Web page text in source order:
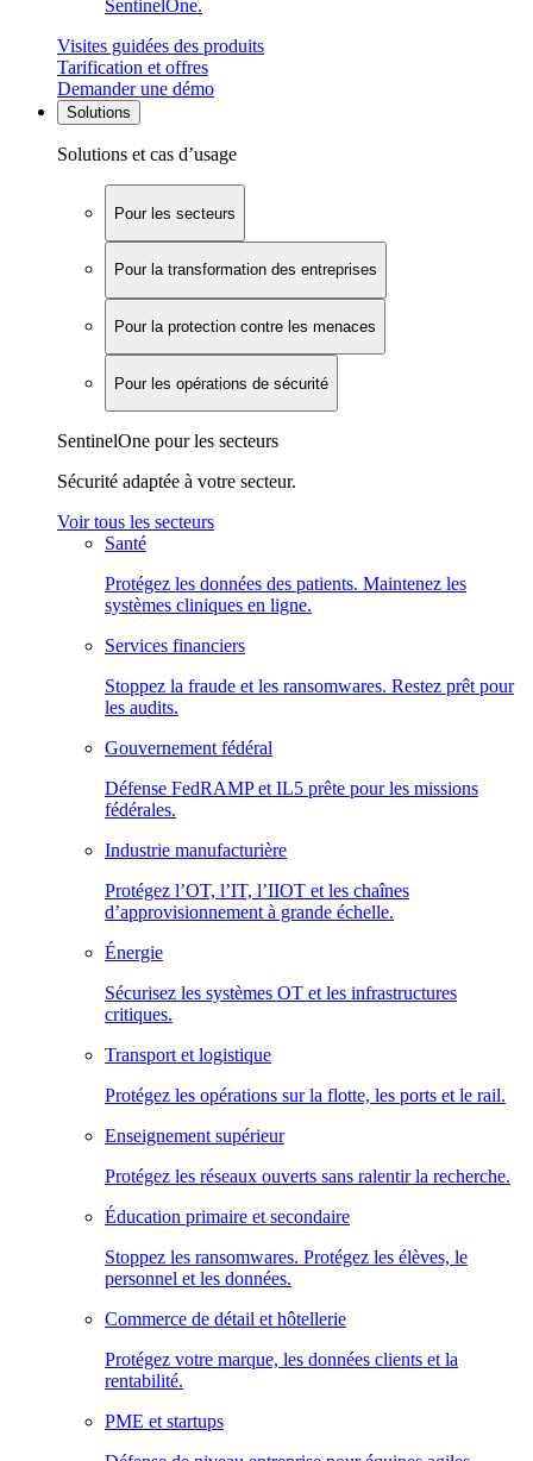
SentinelOne.
Visites guidées des produits
Tarification et offres
Demander une démo
Solutions
Solutions et cas d’usage
Pour les secteurs
Pour la transformation des entreprises
Pour la protection contre les menaces
Pour les opérations de sécurité
SentinelOne pour les secteurs
Sécurité adaptée à votre secteur.
Voir tous les secteurs
Santé
Protégez les données des patients. Maintenez les
systèmes cliniques en ligne.
Services financiers
Stoppez la fraude et les ransomwares. Restez prêt pour
les audits.
Gouvernement fédéral
Défense FedRAMP et IL5 prête pour les missions
fédérales.
Industrie manufacturière
Protégez l’OT, l’IT, l’IIOT et les chaînes
d’approvisionnement à grande échelle.
Énergie
Sécurisez les systèmes OT et les infrastructures
critiques.
Transport et logistique
Protégez les opérations sur la flotte, les ports et le rail.
Enseignement supérieur
Protégez les réseaux ouverts sans ralentir la recherche.
Éducation primaire et secondaire
Stoppez les ransomwares. Protégez les élèves, le
personnel et les données.
Commerce de détail et hôtellerie
Protégez votre marque, les données clients et la
rentabilité.
PME et startups